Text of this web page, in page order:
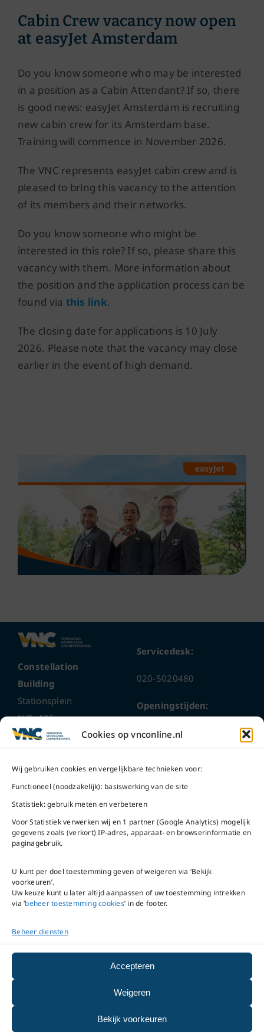
Cookies op vnconline.nl
Wij gebruiken cookies en vergelijkbare technieken voor:
Functioneel (noodzakelijk): basiswerking van de site
Statistiek: gebruik meten en verbeteren
Voor Statistiek verwerken wij en 1 partner (Google Analytics) mogelijk
gegevens zoals (verkort) IP-adres, apparaat- en browserinformatie en
paginagebruik.
U kunt per doel toestemming geven of weigeren via ‘Bekijk
voorkeuren’.
Uw keuze kunt u later altijd aanpassen of uw toestemming intrekken
via ‘beheer toestemming cookies’ in de footer.
Beheer diensten
Accepteren
Weigeren
Bekijk voorkeuren
Cabin Crew vacancy now open
at easyJet Amsterdam
Do you know someone who may be interested
in a position as a Cabin Attendant? If so, there
is good news: easyJet Amsterdam is recruiting
new cabin crew for its Amsterdam base.
Training will commence in November 2026.
The VNC represents easyJet cabin crew and is
pleased to bring this vacancy to the attention
of its members and their networks.
Do you know someone who might be
interested in this role? If so, please share this
vacancy with them. More information about
the position and the application process can be
found via this link.
The closing date for applications is 10 July
2026. Please note that the vacancy may close
earlier in the event of high demand.
Constellation
Building
Stationsplein
N.O. 406
1117 CL
Bel ons
Mail ons
Servicedesk:
020-5020480
Openingstijden:
ma t/m do
Na openingstijden
bereikbaar via
5020480
VNC Statuten
version
Copyright ©
beheer